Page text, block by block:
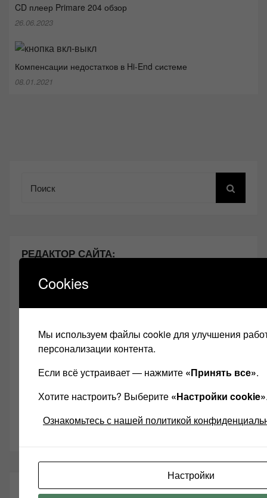
CD плеер Primare 204 обзор
26.06.2023
Компенсации недостатков в Hi-End системе
08.01.2021
РЕДАКТОР САЙТА:
Добро пожаловать на мой сайт!
любители качественного звука, я, Александр
Левчук буду поддерживать сайт ЗВУКОМАНИЯ!
ВНИМАНИЕ!!!!
Cookies
Мы используем файлы cookie для улучшения
персонализации контента.
Если всё устраивает — нажмите «Принять все».
Хотите настроить? Выберите «Настройки cookie»
Ознакомьтесь с нашей политикой
Настройки